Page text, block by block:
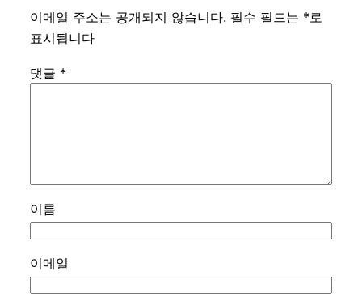
이메일 주소는 공개되지 않습니다. 필수 필드는 *로
표시됩니다
댓글 *
이름
이메일